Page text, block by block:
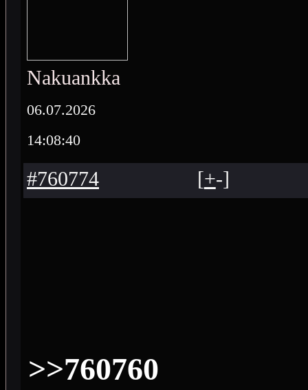
Nakuankka
06.07.2026
14:08:40
#760774 [+-]
>>760760